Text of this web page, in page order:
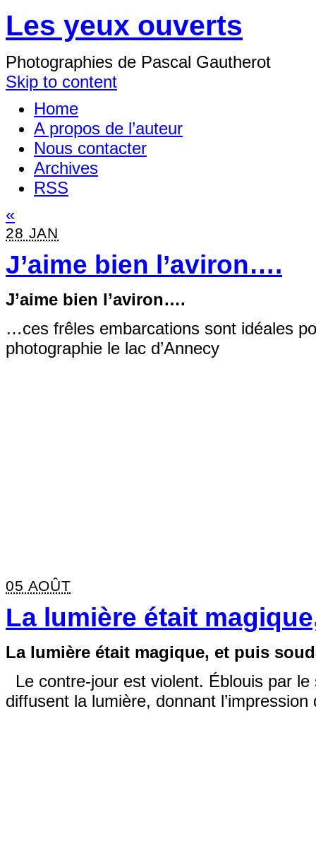
Les yeux ouverts
Photographies de Pascal Gautherot
Skip to content
Home
A propos de l’auteur
Nous contacter
Archives
RSS
«
28 JAN
J’aime bien l’aviron….
J’aime bien l’aviron….
…ces frêles embarcations sont idéales
photographie le lac d’Annecy
05 AOÛT
La lumière était
La lumière était magique, et puis
Le contre-jour est violent. Éblouis par
diffusent la lumière, donnant